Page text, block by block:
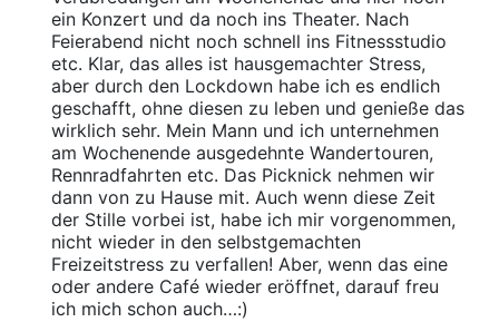
ein Konzert und da noch ins Theater. Nach
Feierabend nicht noch schnell ins Fitnessstudio
etc. Klar, das alles ist hausgemachter Stress,
aber durch den Lockdown habe ich es endlich
geschafft, ohne diesen zu leben und genieße das
wirklich sehr. Mein Mann und ich unternehmen
am Wochenende ausgedehnte Wandertouren,
Rennradfahrten etc. Das Picknick nehmen wir
dann von zu Hause mit. Auch wenn diese Zeit
der Stille vorbei ist, habe ich mir vorgenommen,
nicht wieder in den selbstgemachten
Freizeitstress zu verfallen! Aber, wenn das eine
oder andere Café wieder eröffnet, darauf freu
ich mich schon auch…:)